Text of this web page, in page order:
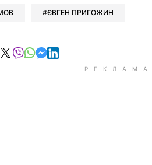
ЄВГЕН ПРИГОЖИН
у Telegram
у Facebook
поділитись у X
відправити у Viber
відправити у Whatsapp
відправити у Messenger
відправити у LinkedIn